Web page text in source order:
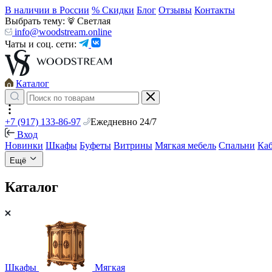
В наличии в России % Скидки Блог Отзывы Контакты
Выбрать тему:
Светлая
info@woodstream.online
Чаты и соц. сети:
Каталог
+7 (917) 133-86-97
Ежедневно 24/7
Вход
Новинки Шкафы Буфеты Витрины Мягкая мебель Спальни
Ещё
Каталог
Шкафы Мягкая